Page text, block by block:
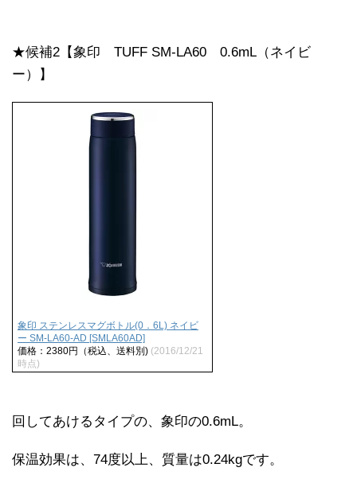
★候補2【象印 TUFF SM-LA60 0.6mL（ネイビ
ー）】
象印 ステンレスマグボトル(0．6L) ネイビ
ー SM-LA60-AD [SMLA60AD]
価格：2380円（税込、送料別) (2016/12/21
時点)
回してあけるタイプの、象印の0.6mL。
保温効果は、74度以上、質量は0.24kgです。